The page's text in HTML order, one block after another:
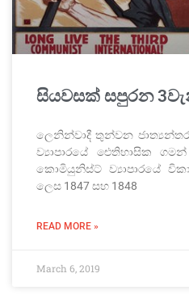
සියවසක් සපුරන
ලෙනින්වාදී තුන්වන
ව්‍යාපාරයේ ඓතිහාසික
කොමියුනිස්ට් ව්‍යාපාරයේ
ලෙස 1847 සහ 1848
READ MORE »
March 6, 2019